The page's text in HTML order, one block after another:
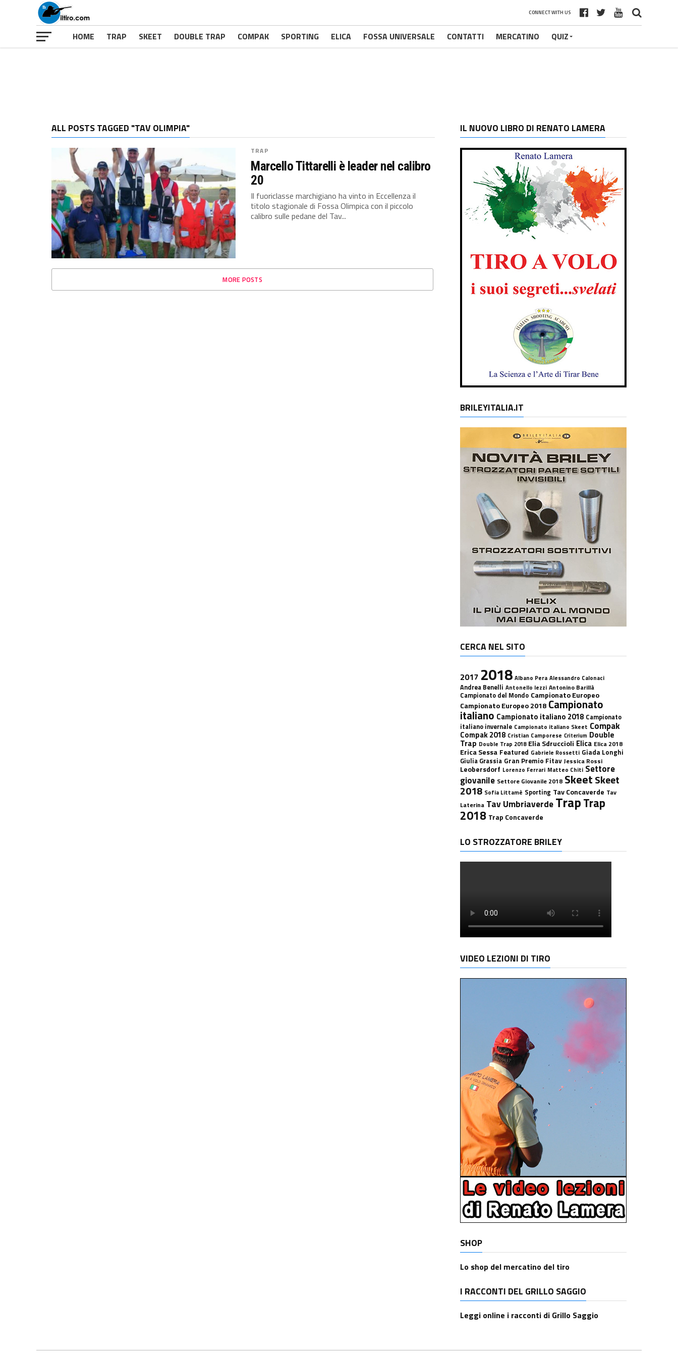
CONNECT WITH US
HOME TRAP SKEET DOUBLE TRAP COMPAK SPORTING ELICA FOSSA UNIVERSALE CONTATTI MERCATINO QUIZ
ALL POSTS TAGGED "TAV OLIMPIA"
TRAP
Marcello Tittarelli è leader nel calibro
20
Il fuoriclasse marchigiano ha vinto in Eccellenza il
titolo stagionale di Fossa Olimpica con il piccolo
calibro sulle pedane del Tav...
MORE POSTS
IL NUOVO LIBRO DI RENATO LAMERA
BRILEYITALIA.IT
CERCA NEL SITO
2017 2018 Albano Pera Alessandro Calonaci
Andrea Benelli Antonello Iezzi Antonino Barillà
Campionato del Mondo Campionato Europeo
Campionato Europeo 2018 Campionato
italiano Campionato italiano 2018 Campionato
italiano invernale Campionato italiano Skeet Compak
Compak 2018 Cristian Camporese Criterium Double
Trap Double Trap 2018 Elia Sdruccioli Elica Elica 2018
Erica Sessa Featured Gabriele Rossetti Giada Longhi
Giulia Grassia Gran Premio Fitav Jessica Rossi
Leobersdorf Lorenzo Ferrari Matteo Chiti Settore
giovanile Settore Giovanile 2018 SkeetSkeet
2018 Sofia Littamè Sporting Tav Concaverde Tav
Laterina Tav UmbriaverdeTrapTrap
2018 Trap Concaverde
LO STROZZATORE BRILEY
VIDEO LEZIONI DI TIRO
SHOP
Lo shop del mercatino del tiro
I RACCONTI DEL GRILLO SAGGIO
Leggi online i racconti di Grillo Saggio